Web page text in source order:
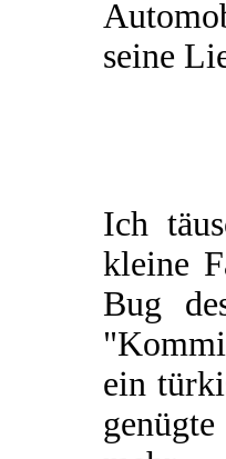
seine
Ich
kleine
Bug
ein